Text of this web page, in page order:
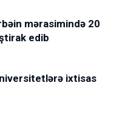
mərasimində 20
edib
ixtisas